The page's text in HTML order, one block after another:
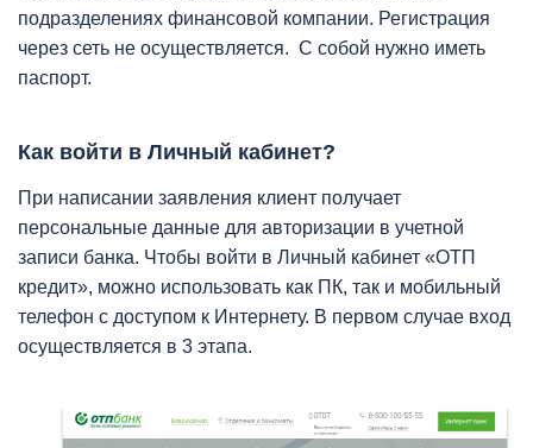
подразделениях финансовой компании. Регистрация
через сеть не осуществляется. С собой нужно иметь
паспорт.
Как войти в Личный кабинет?
При написании заявления клиент получает
персональные данные для авторизации в учетной
записи банка. Чтобы войти в Личный кабинет «ОТП
кредит», можно использовать как ПК, так и мобильный
телефон с доступом к Интернету. В первом случае вход
осуществляется в 3 этапа.